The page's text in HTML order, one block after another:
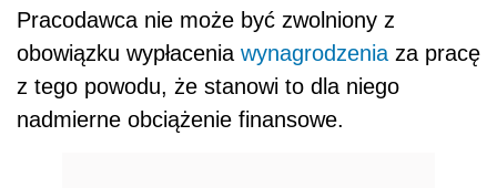
Pracodawca nie może być zwolniony z
obowiązku wypłacenia wynagrodzenia za pracę
z tego powodu, że stanowi to dla niego
nadmierne obciążenie finansowe.